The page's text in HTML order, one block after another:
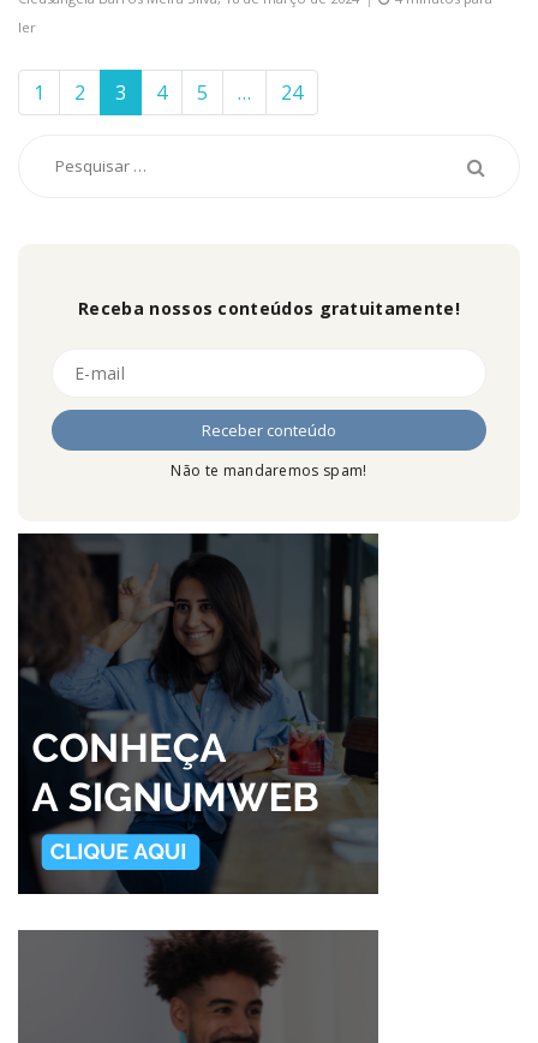
ler
1 2 3 4 5 … 24
Receba nossos conteúdos gratuitamente!
Não te mandaremos spam!